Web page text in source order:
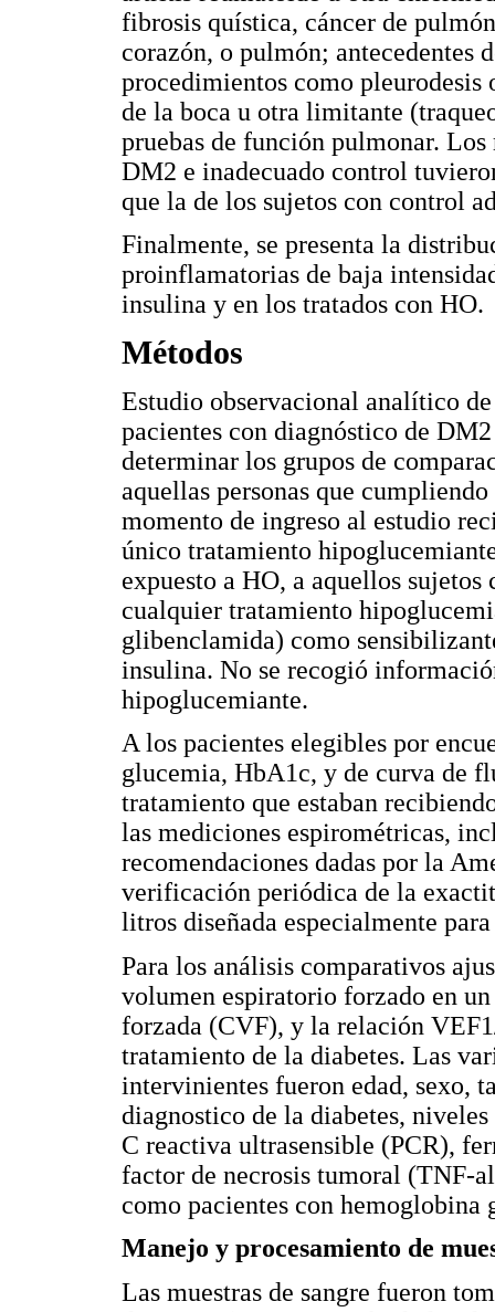
fibrosis quística, cáncer de
corazón, o pulmón; antecedentes
procedimientos como pleurodesis
de la boca u otra limitante
pruebas de función pulmonar.
DM2 e inadecuado control
que la de los sujetos con control
Finalmente, se presenta la
proinflamatorias de baja
insulina y en los tratados con HO.
Métodos
Estudio observacional analítico
pacientes con diagnóstico de
determinar los grupos de
aquellas personas que
momento de ingreso al estudio
único tratamiento
expuesto a HO, a aquellos
cualquier tratamiento
glibenclamida) como
insulina. No se recogió
hipoglucemiante.
A los pacientes elegibles por
glucemia, HbA1c, y de curva de
tratamiento que estaban
las mediciones espirométricas,
recomendaciones dadas por la
verificación periódica de la
litros diseñada especialmente
Para los análisis comparativos
volumen espiratorio forzado en
forzada (CVF), y la relación
tratamiento de la diabetes. Las
intervinientes fueron edad, sexo,
diagnostico de la diabetes,
C reactiva ultrasensible (PCR),
factor de necrosis tumoral (TNF-
como pacientes con
Manejo y procesamiento de
Las muestras de sangre fueron